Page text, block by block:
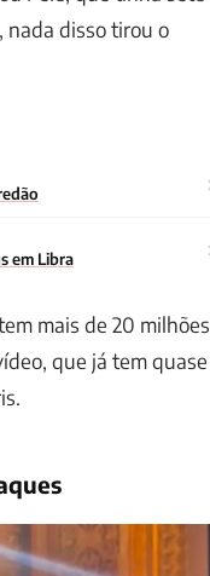
nada disso tirou o
em Libra
mais de 20 milhões
que já tem quase